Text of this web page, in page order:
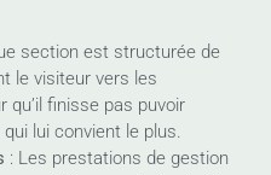
section est structurée de
le visiteur vers les
qu’il finisse pas puvoir
lui convient le plus.
: Les prestations de gestion